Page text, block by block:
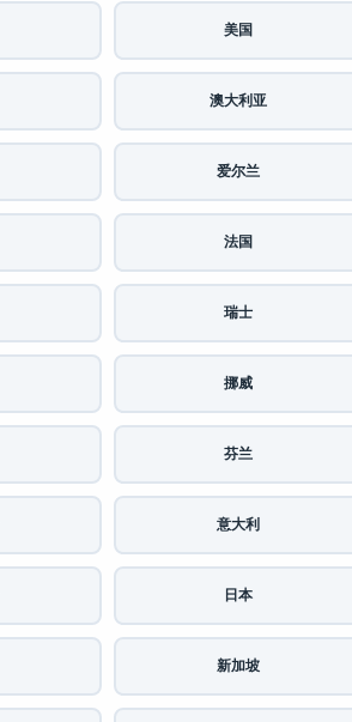
美国
澳大利亚
爱尔兰
法国
瑞士
挪威
芬兰
意大利
日本
新加坡